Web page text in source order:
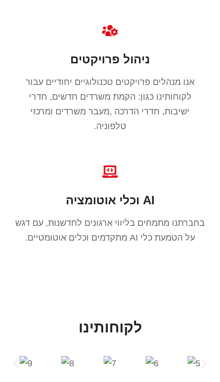
ניהול פרויקטים
אנו מנהלים פרויקטים טכנולוגיים יחודיים עבור
לקוחותינו כגון: הקמת משרדים חדשים, חדרי
ישיבות, חדרי הדרכה ,מעבר משרדים ומרכזי
טלפוניה.
AI וכלי אוטומציה
בחברתנו מתמחים בליווי ארגונים לחדשנות, עם דגש
על הטמעת כלי AI מתקדמים וכלים אוטומטיים.
לקוחותינו